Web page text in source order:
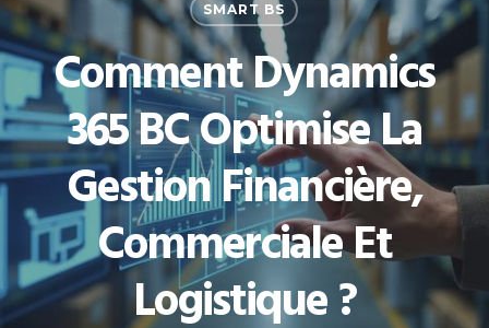
SMART BS
Comment Dynamics
365 BC Optimise La
Gestion Financière,
Commerciale Et
Logistique ?